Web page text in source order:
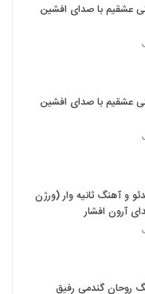
عشقیم با صدای افشین
عشقیم با صدای افشین
و آهنگ ثانیه وار (ورژن
آرون افشار
روحان گندمی رفیق